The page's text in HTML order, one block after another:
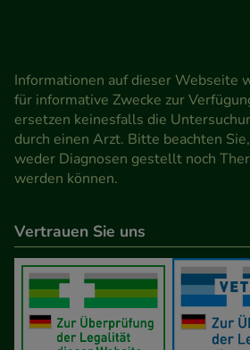
Informationen auf dieser Webseite
für informative Zwecke zur
ersetzen keinesfalls die
durch einen Arzt. Bitte beachten
weder Diagnosen gestellt noch
werden können.
Vertrauen Sie uns